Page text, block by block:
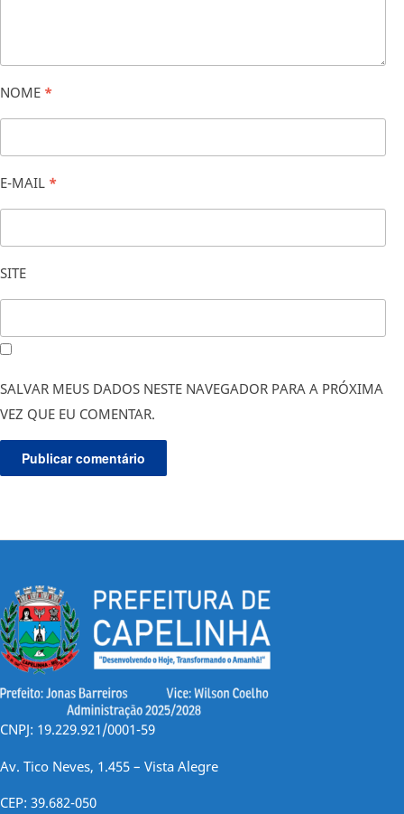
NOME *
E-MAIL *
SITE
SALVAR MEUS DADOS NESTE NAVEGADOR PARA A PRÓXIMA
VEZ QUE EU COMENTAR.
CNPJ: 19.229.921/0001-59
Av. Tico Neves, 1.455 – Vista Alegre
CEP: 39.682-050